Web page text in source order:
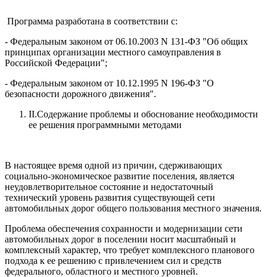
Программа разработана в соответствии с:
- Федеральным законом от 06.10.2003 N 131-ФЗ "Об общих
принципах организации местного самоуправления в
Российской Федерации";
- Федеральным законом от 10.12.1995 N 196-ФЗ "О
безопасности дорожного движения".
II.Содержание проблемы и обоснование необходимости
ее решения программными методами
В настоящее время одной из причин, сдерживающих
социально-экономическое развитие поселения, является
неудовлетворительное состояние и недостаточный
технический уровень развития существующей сети
автомобильных дорог общего пользования местного значения.
Проблема обеспечения сохранности и модернизации сети
автомобильных дорог в поселении носит масштабный и
комплексный характер, что требует комплексного планового
подхода к ее решению с привлечением сил и средств
федерального, областного и местного уровней.